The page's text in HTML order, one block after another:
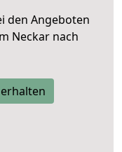
den Angeboten
Neckar nach